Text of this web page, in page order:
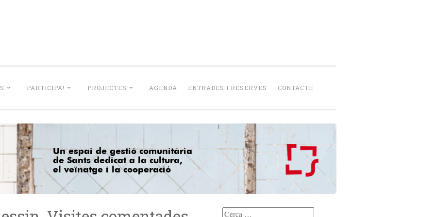
PARTICIPA! PROJECTES AGENDA ENTRADES I RESERVES CONTACTE
Cerca: